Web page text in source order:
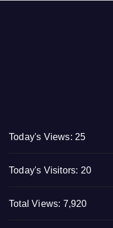
Today's Views: 25
Today's Visitors: 20
Total Views: 7,920